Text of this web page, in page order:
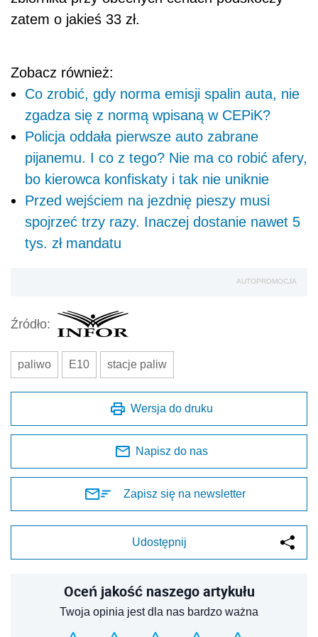
zatem o jakieś 33 zł.
Zobacz również:
Co zrobić, gdy norma emisji spalin auta, nie
zgadza się z normą wpisaną w CEPiK?
Policja oddała pierwsze auto zabrane
pijanemu. I co z tego? Nie ma co robić afery,
bo kierowca konfiskaty i tak nie uniknie
Przed wejściem na jezdnię pieszy musi
spojrzeć trzy razy. Inaczej dostanie nawet 5
tys. zł mandatu
AUTOPROMOCJA
Źródło:
paliwo E10 stacje paliw
Wersja do druku
Napisz do nas
Zapisz się na newsletter
Udostępnij
Oceń jakość naszego artykułu
Twoja opinia jest dla nas bardzo ważna